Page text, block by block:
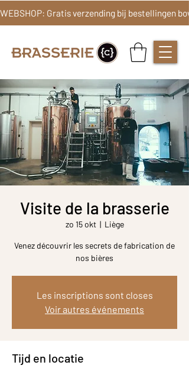
Visite de la brasserie
zo 15 okt
  |
Liège
Venez découvrir les secrets de fabrication de
nos bières
Les inscriptions sont closes
Voir autres événements
Tijd en locatie